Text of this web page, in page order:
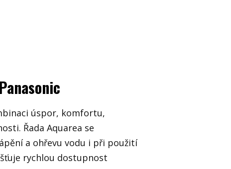
úspor, komfortu,
Řada Aquarea se
a ohřevu vodu i při použití
rychlou dostupnost